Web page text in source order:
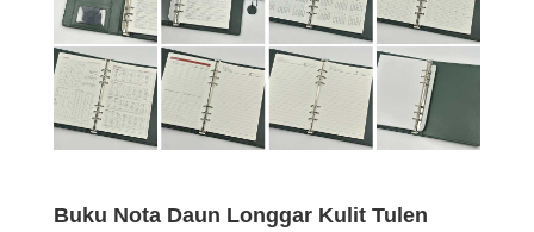
Buku Nota Daun Longgar Kulit Tulen